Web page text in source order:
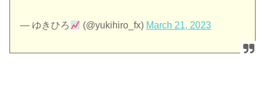
— ゆきひろ (@yukihiro_fx) March 21, 2023